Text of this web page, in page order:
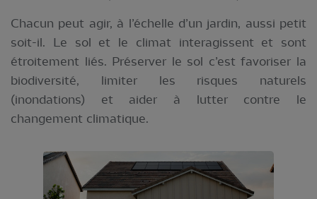
Chacun peut agir, à l’échelle d’un jardin, aussi petit
soit-il. Le sol et le climat interagissent et sont
étroitement liés. Préserver le sol c’est favoriser la
biodiversité, limiter les risques naturels
(inondations) et aider à lutter contre le
changement climatique.